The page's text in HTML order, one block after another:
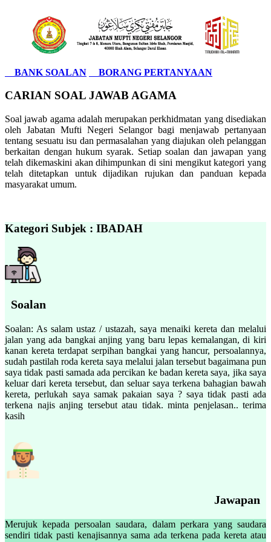
BANK SOALAN BORANG PERTANYAAN
CARIAN SOAL JAWAB AGAMA
Soal jawab agama adalah merupakan perkhidmatan yang disediakan
oleh Jabatan Mufti Negeri Selangor bagi menjawab pertanyaan
tentang sesuatu isu dan permasalahan yang diajukan oleh pelanggan
berkaitan dengan hukum syarak. Setiap soalan dan jawapan yang
telah dikemaskini akan dihimpunkan di sini mengikut kategori yang
telah ditetapkan untuk dijadikan rujukan dan panduan kepada
masyarakat umum.
Kategori Subjek : IBADAH
Soalan
Soalan: As salam ustaz / ustazah, saya menaiki kereta dan melalui
jalan yang ada bangkai anjing yang baru lepas kemalangan, di kiri
kanan kereta terdapat serpihan bangkai yang hancur, persoalannya,
sudah pastilah roda kereta saya melalui jalan tersebut bagaimana pun
saya tidak pasti samada ada percikan ke badan kereta saya, jika saya
keluar dari kereta tersebut, dan seluar saya terkena bahagian bawah
kereta, perlukah saya samak pakaian saya ? saya tidak pasti ada
terkena najis anjing tersebut atau tidak. minta penjelasan.. terima
kasih
Jawapan
Merujuk kepada persoalan saudara, dalam perkara yang saudara
sendiri tidak pasti kenajisannya sama ada terkena pada kereta atau